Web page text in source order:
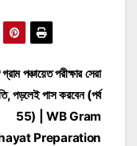
গ্রাম পঞ্চায়েত পরীক্ষার সেরা
পড়লেই পাস করবেন (পর্ব
55) | WB Gram
Preparation